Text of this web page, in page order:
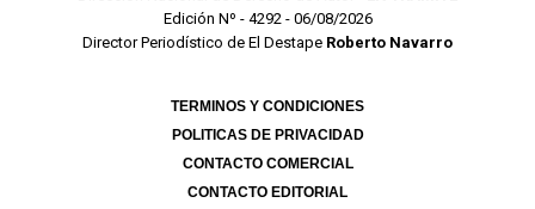
Edición Nº - 4292 - 06/08/2026
Director Periodístico de El Destape Roberto Navarro
TERMINOS Y CONDICIONES
POLITICAS DE PRIVACIDAD
CONTACTO COMERCIAL
CONTACTO EDITORIAL